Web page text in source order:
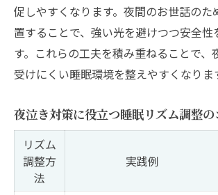
夜泣き時に避けたい行動と正
産後の心と体を守るための睡眠確
産後ママの睡眠回復サポート方
睡眠不足によるストレス軽減
夜泣き時に役立つ休息タイムの
促しやすくなります。夜間のお世話のた
置することで、強い光を避けつつ安全性
す。これらの工夫を積み重ねることで、
受けにくい睡眠環境を整えやすくなりま
夜泣き対策に役立つ睡眠リズム調整の
リズム
調整方
法
実践例